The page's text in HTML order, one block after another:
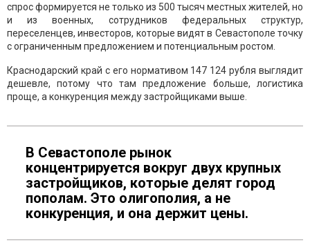
спрос формируется не только из 500 тысяч местных жителей, но
и из военных, сотрудников федеральных структур,
переселенцев, инвесторов, которые видят в Севастополе точку
с ограниченным предложением и потенциальным ростом.
Краснодарский край с его нормативом 147 124 рубля выглядит
дешевле, потому что там предложение больше, логистика
проще, а конкуренция между застройщиками выше.
В Севастополе рынок
концентрируется вокруг двух крупных
застройщиков, которые делят город
пополам. Это олигополия, а не
конкуренция, и она держит цены.